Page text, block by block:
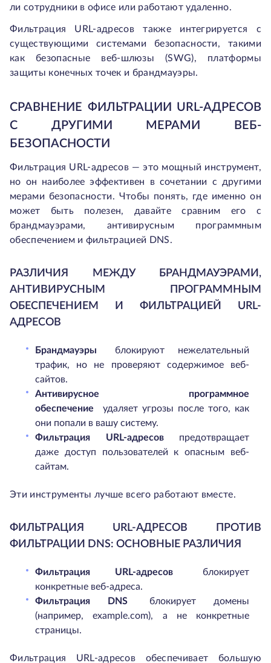
ли сотрудники в офисе или работают удаленно.
Фильтрация URL-адресов также интегрируется с
существующими системами безопасности, такими
как безопасные веб-шлюзы (SWG), платформы
защиты конечных точек и брандмауэры.
СРАВНЕНИЕ ФИЛЬТРАЦИИ URL-АДРЕСОВ
С ДРУГИМИ МЕРАМИ ВЕБ-
БЕЗОПАСНОСТИ
Фильтрация URL-адресов — это мощный инструмент,
но он наиболее эффективен в сочетании с другими
мерами безопасности. Чтобы понять, где именно он
может быть полезен, давайте сравним его с
брандмауэрами, антивирусным программным
обеспечением и фильтрацией DNS.
РАЗЛИЧИЯ МЕЖДУ БРАНДМАУЭРАМИ,
АНТИВИРУСНЫМ ПРОГРАММНЫМ
ОБЕСПЕЧЕНИЕМ И ФИЛЬТРАЦИЕЙ URL-
АДРЕСОВ
Брандмауэры
блокируют нежелательный
трафик, но не проверяют содержимое веб-
сайтов.
Антивирусное
программное
обеспечение
удаляет угрозы после того, как
они попали в вашу систему.
Фильтрация
URL-адресов
предотвращает
даже доступ пользователей к опасным веб-
сайтам.
Эти инструменты лучше всего работают вместе.
ФИЛЬТРАЦИЯ URL-АДРЕСОВ ПРОТИВ
ФИЛЬТРАЦИИ DNS: ОСНОВНЫЕ РАЗЛИЧИЯ
Фильтрация URL-адресов
блокирует
конкретные веб-адреса.
Фильтрация DNS
блокирует домены
(например, example.com), а не конкретные
страницы.
Фильтрация URL-адресов обеспечивает большую